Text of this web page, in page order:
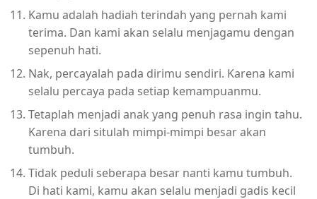
Kamu adalah hadiah terindah yang pernah kami
terima. Dan kami akan selalu menjagamu dengan
sepenuh hati.
Nak, percayalah pada dirimu sendiri. Karena kami
selalu percaya pada setiap kemampuanmu.
Tetaplah menjadi anak yang penuh rasa ingin tahu.
Karena dari situlah mimpi-mimpi besar akan
tumbuh.
Tidak peduli seberapa besar nanti kamu tumbuh.
Di hati kami, kamu akan selalu menjadi gadis kecil